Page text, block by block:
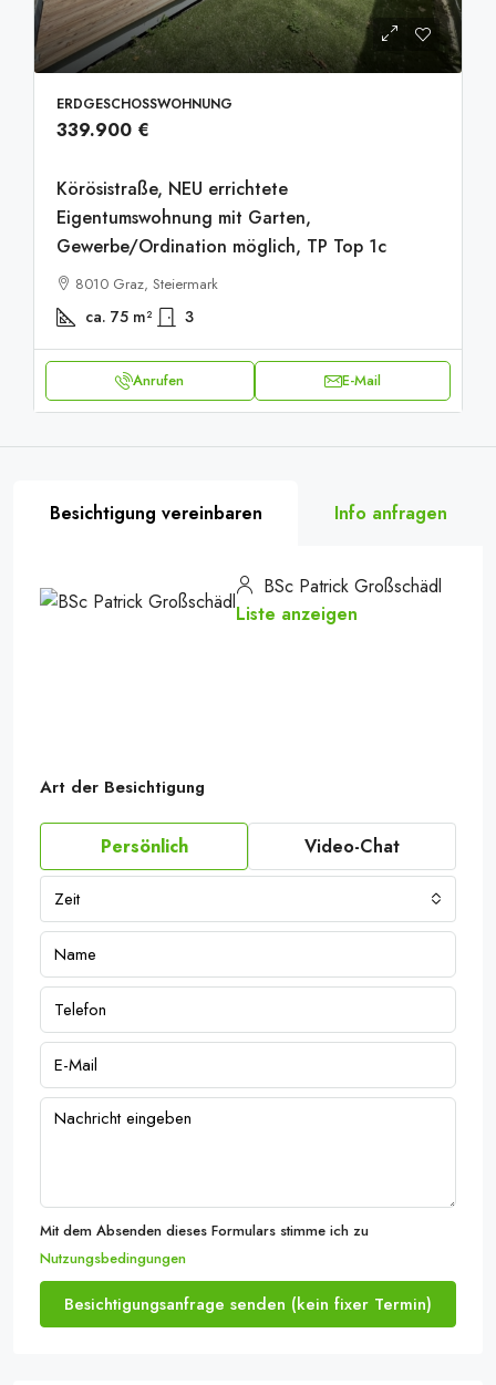
ERDGESCHOSSWOHNUNG
339.900 €
Körösistraße, NEU errichtete
Eigentumswohnung mit Garten, ​​​​​​​
Gewerbe/Ordination möglich, TP Top 1c
8010 Graz, Steiermark
ca. 75 m² 3
Anrufen E-Mail
Besichtigung vereinbaren Info anfragen
BSc Patrick Großschädl
Liste anzeigen
Art der Besichtigung
Persönlich Video-Chat
Zeit
Mit dem Absenden dieses Formulars stimme ich zu
Nutzungsbedingungen
Besichtigungsanfrage senden (kein fixer Termin)